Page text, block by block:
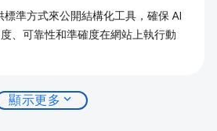
標準方式來公開結構化工具，確保 AI
、可靠性和準確度在網站上執行動
顯示更多 expand_more